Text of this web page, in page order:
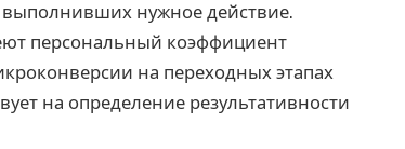
выполнивших нужное действие.
персональный коэффициент
на переходных этапах
на определение результативности